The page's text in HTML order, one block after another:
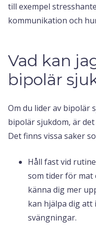
till exempel
kommunikation och
Vad kan
bipolär
Om du lider av bipolär
bipolär sjukdom, är
Det finns vissa saker
Håll fast vid
som tider för mat
känna dig mer
kan hjälpa dig
svängningar.